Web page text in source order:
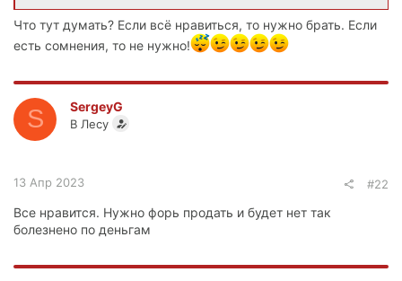
Что тут думать? Если всё нравиться, то нужно брать. Если
есть сомнения, то не нужно!
S SergeyG
В Лесу
13 Апр 2023 #22
Все нравится. Нужно форь продать и будет нет так
болезнено по деньгам